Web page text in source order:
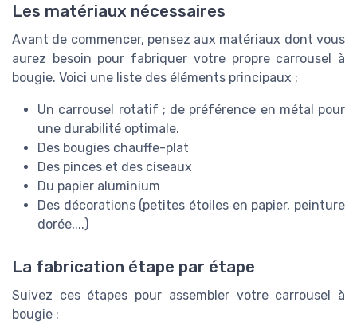
Les matériaux nécessaires
Avant de commencer, pensez aux matériaux dont vous
aurez besoin pour fabriquer votre propre carrousel à
bougie. Voici une liste des éléments principaux :
Un carrousel rotatif ; de préférence en métal pour
une durabilité optimale.
Des bougies chauffe-plat
Des pinces et des ciseaux
Du papier aluminium
Des décorations (petites étoiles en papier, peinture
dorée,...)
La fabrication étape par étape
Suivez ces étapes pour assembler votre carrousel à
bougie :